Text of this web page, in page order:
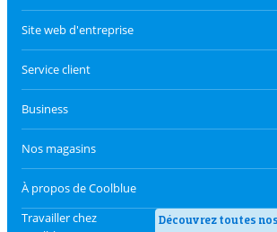
Site web d'entreprise
Service client
Business
Nos magasins
À propos de Coolblue
Travailler chez
Découvrez toutes